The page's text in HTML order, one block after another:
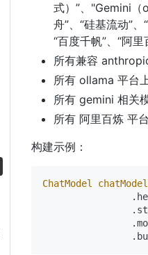
式）”、"Gemini
舟”、“硅基流动”
“百度千帆”、“阿
所有兼容
所有 ollama 平台
所有 gemini 相关
所有 阿里百炼 平
构建示例：
ChatModel
chatModel